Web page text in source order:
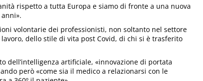
rispetto a tutta Europa e siamo di fronte a una nuova
volontarie dei professionisti, non soltanto nel settore
dello stile di vita post Covid, di chi si è trasferito
dell’intelligenza artificiale, «innovazione di portata
però «come sia il medico a relazionarsi con le